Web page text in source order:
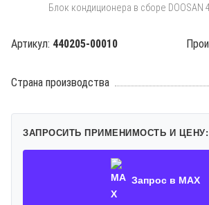
Блок кондиционера в сборе DOOSAN
Артикул: 440205-00010
Страна производства
ЗАПРОСИТЬ ПРИМЕНИМОСТЬ И ЦЕНУ:
Запрос в MAX